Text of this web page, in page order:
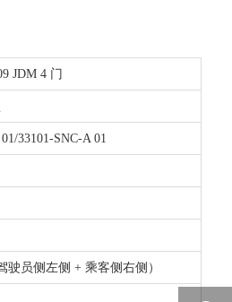
JDM 4 门
33101-SNC-A 01
驶员侧左侧 + 乘客侧右侧）